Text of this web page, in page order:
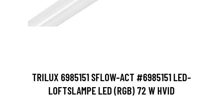
TRILUX 6985151 SFLOW-ACT #6985151 LED-
LOFTSLAMPE LED (RGB) 72 W HVID